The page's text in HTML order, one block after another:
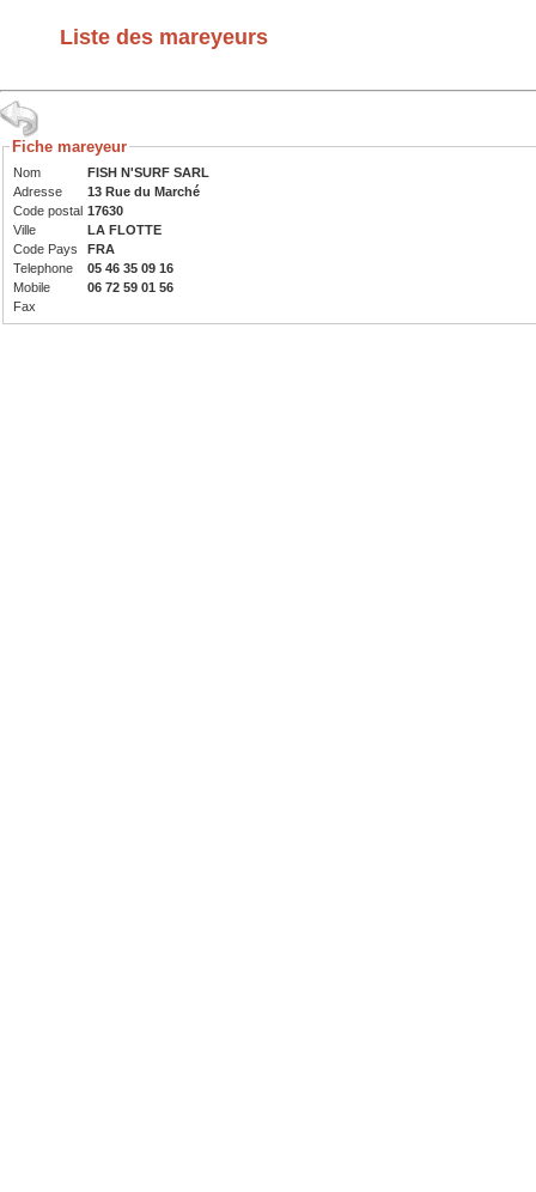
Liste des mareyeurs
Fiche mareyeur
Nom
FISH N'SURF SARL
Adresse
13 Rue du Marché
Code postal 17630
Ville
LA FLOTTE
Code Pays
FRA
Telephone
05 46 35 09 16
Mobile
06 72 59 01 56
Fax